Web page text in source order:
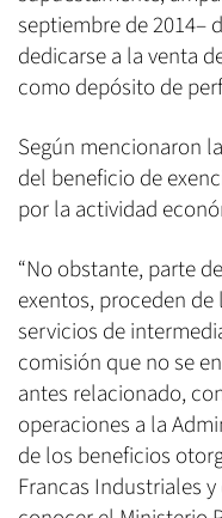
septiembre de 2014–
dedicarse a la venta
como depósito de
Según mencionaron
del beneficio de
por la actividad
“No obstante, parte
exentos, proceden
servicios de
comisión que no se
antes relacionado,
operaciones a la
de los beneficios
Francas Industriales